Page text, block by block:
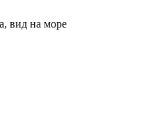
вид на море